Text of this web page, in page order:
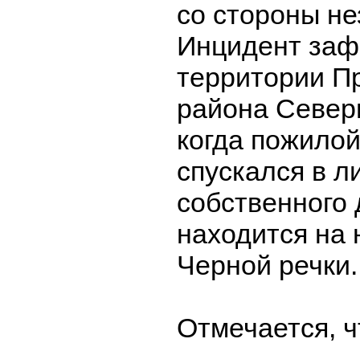
со стороны
Инцидент
территории
района
когда
спускался в
находится
Черной речки.
Отмечается,